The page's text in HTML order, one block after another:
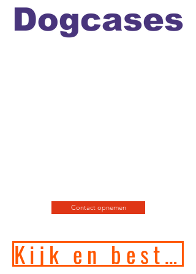
Contact opnemen
Kijk en bestel in onze online hondenwinkel!!